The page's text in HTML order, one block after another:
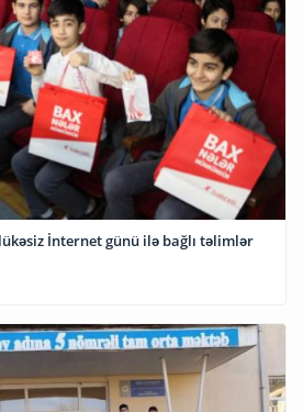
İnternet günü ilə bağlı təlimlər